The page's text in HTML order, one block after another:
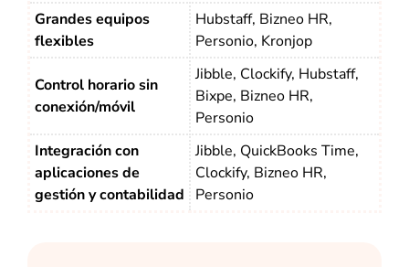
Grandes equipos
flexibles
Hubstaff, Bizneo HR,
Personio, Kronjop
Control horario sin
conexión/móvil
Jibble, Clockify, Hubstaff,
Bixpe, Bizneo HR,
Personio
Integración con
aplicaciones de
gestión y contabilidad
Jibble, QuickBooks Time,
Clockify, Bizneo HR,
Personio